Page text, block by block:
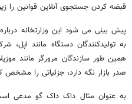
قبضه کردن جستجوی آنلاین قوانین را
پیش بینی می شود این وزارتخانه
همین طور سازندگان مرورگر مانند
صدر بازار نگه دارد، جزئیاتی را مشخص
به عنوان مثال داک داک گو مدعی